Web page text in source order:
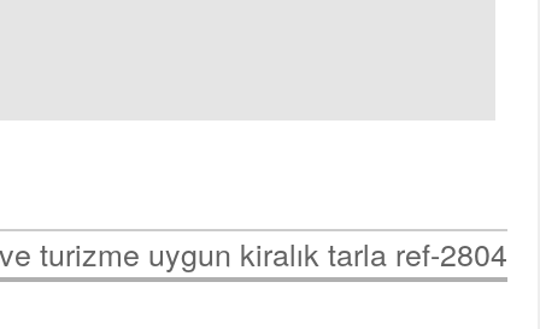
turizme uygun kiralık tarla ref-2804 /